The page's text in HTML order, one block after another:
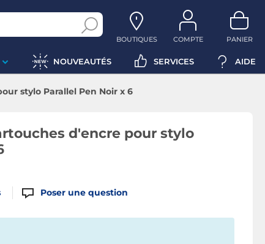
BOUTIQUES COMPTE PANIER
NOUVEAUTÉS SERVICES AIDE
stylo Parallel Pen Noir x 6
d'encre pour stylo
Poser une question